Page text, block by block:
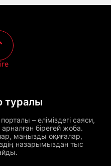
туралы
– еліміздегі саяси,
бірегей жоба.
маңызды оқиғалар,
назарымыздан тыс